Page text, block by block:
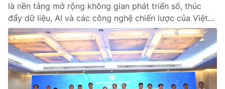
thông tin từ website này.
là nền tảng mở rộng không gian phát triển số, thúc
đẩy dữ liệu, AI và các công nghệ chiến lược của Việt...